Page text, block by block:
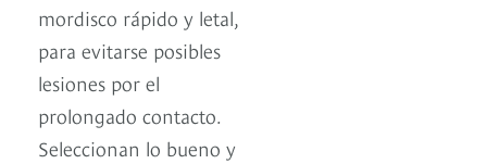
mordisco rápido y letal,
para evitarse posibles
lesiones por el
prolongado contacto.
Seleccionan lo bueno y